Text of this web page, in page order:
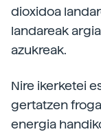
dioxidoa
landareak
azukreak.
Nire ikerketei
gertatzen
energia